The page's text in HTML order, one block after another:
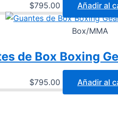
$795.00 Añadir al
Box/MMA
de Box Boxing
$795.00 Añadir al